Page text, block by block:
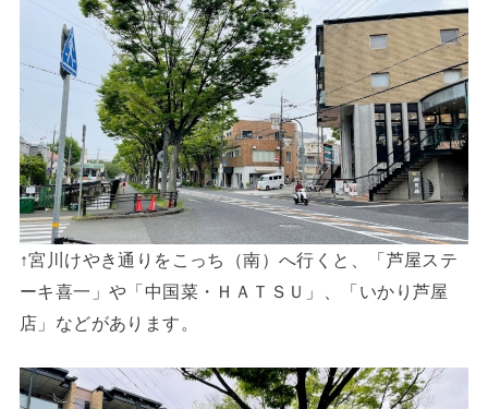
↑宮川けやき通りをこっち（南）へ行くと、「芦屋ステ
ーキ喜一」や「中国菜・ＨＡＴＳＵ」、「いかり芦屋
店」などがあります。